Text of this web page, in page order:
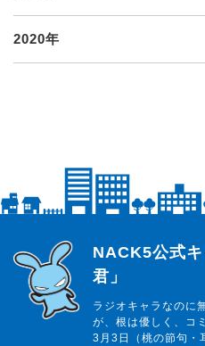
2020年
らじっと君
NACK5公式
君」
ラジオキャラなのに
が、根は優しく、コ
3月3日（桃の節句・